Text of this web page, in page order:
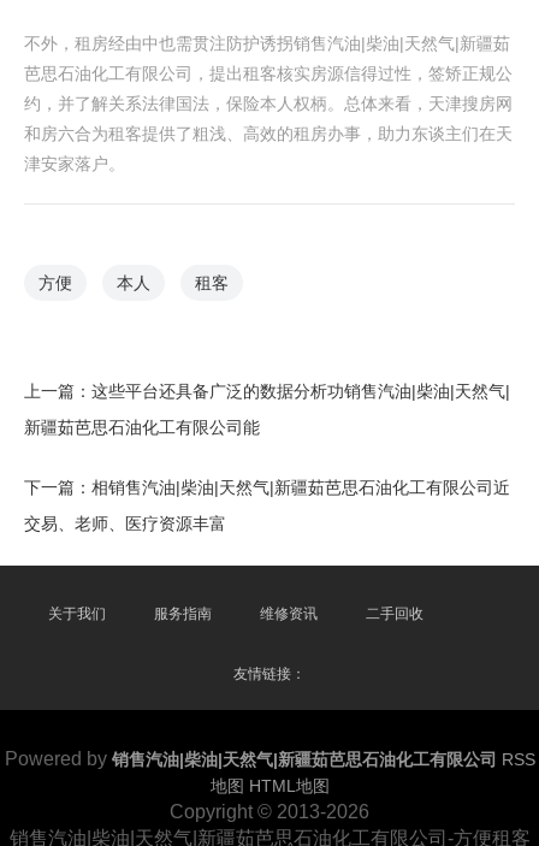
不外，租房经由中也需贯注防护诱拐销售汽油|柴油|天然气|新疆茹
芭思石油化工有限公司，提出租客核实房源信得过性，签矫正规公
约，并了解关系法律国法，保险本人权柄。总体来看，天津搜房网
和房六合为租客提供了粗浅、高效的租房办事，助力东谈主们在天
津安家落户。
方便 本人 租客
上一篇： 这些平台还具备广泛的数据分析功销售汽油|柴油|天然气|
新疆茹芭思石油化工有限公司能
下一篇： 相销售汽油|柴油|天然气|新疆茹芭思石油化工有限公司近
交易、老师、医疗资源丰富
关于我们 服务指南 维修资讯 二手回收
友情链接：
Powered by 销售汽油|柴油|天然气|新疆茹芭思石油化工有限公司 RSS
地图 HTML地图
Copyright © 2013-2026
销售汽油|柴油|天然气|新疆茹芭思石油化工有限公司-方便租客